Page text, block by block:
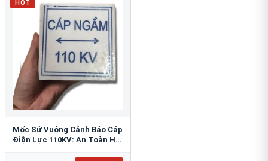
HOT
Mốc Sứ Vuông Cảnh Báo Cáp
Điện Lực 110KV: An Toàn Hệ